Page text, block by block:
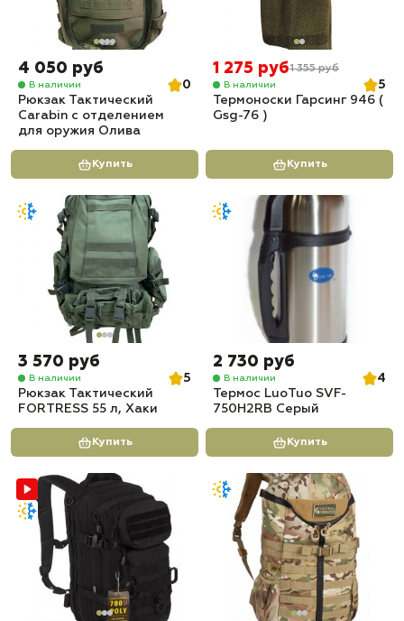
4 050 руб
В наличии
0
Рюкзак Тактический
Carabin с отделением
для оружия Олива
Купить
1 275 руб1 355 руб
В наличии
5
Термоноски Гарсинг 946 (
Gsg-76 )
Купить
3 570 руб
В наличии
5
Рюкзак Тактический
FORTRESS 55 л, Хаки
Купить
2 730 руб
В наличии
4
Термос LuoTuo SVF-
750H2RB Серый
Купить